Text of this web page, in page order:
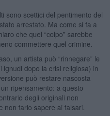
sono scettici del pentimento del
arrestato. Ma come si fa a
che quel “colpo” sarebbe
commettere quel crimine.
un artista può “rinnegare” le
ignudi dopo la crisi religiosa) in
può restare nascosta
ripensamento: a questo
degli originali non
non farlo sapere ai falsari.